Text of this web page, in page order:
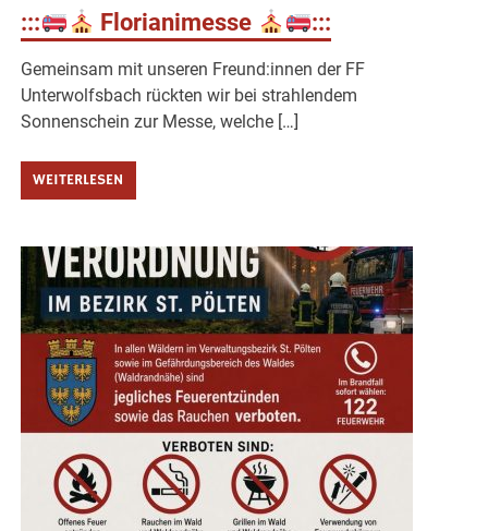
::: Florianimesse :::
Gemeinsam mit unseren Freund:innen der FF
Unterwolfsbach rückten wir bei strahlendem
Sonnenschein zur Messe, welche […]
WEITERLESEN